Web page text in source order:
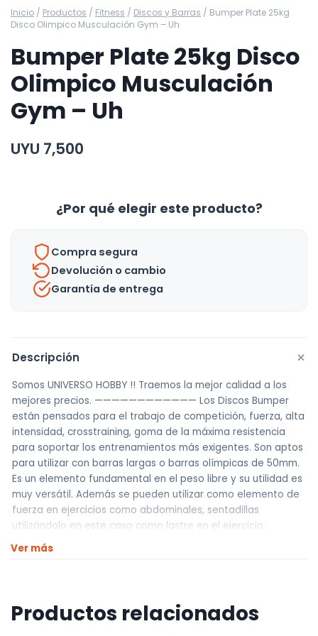
Inicio / Productos / Fitness / Discos y Barras / Bumper Plate 25kg
Disco Olimpico Musculación Gym – Uh
Bumper Plate 25kg Disco
Olimpico Musculación
Gym – Uh
UYU 7,500
¿Por qué elegir este producto?
Compra segura
Devolución o cambio
Garantía de entrega
Descripción +
Somos UNIVERSO HOBBY !! Traemos la mejor calidad a los
mejores precios. ———————————— Los Discos Bumper
están pensados para el trabajo de competición, fuerza, alta
intensidad, crosstraining, goma de la máxima resistencia
para soportar los entrenamientos más exigentes. Son aptos
para utilizar con barras largas o barras olímpicas de 50mm.
Es un elemento fundamental en el peso libre y su utilidad es
muy versátil. Además se pueden utilizar como elemento de
fuerza en ejercicios como abdominales, sentadillas
utilizándolo en este caso como lastre en el ejercicio.
Contamos con Discos de 5 kg, 10 kg, 15 kg y 20 kg. Excelente
Calidad. ———————————— Realizamos envíos a todo el
tus artículos en agencia sin costo). ————————————
Retiros Nuestro punto de retiro se encuentra en zona centro
Ver más
Productos relacionados